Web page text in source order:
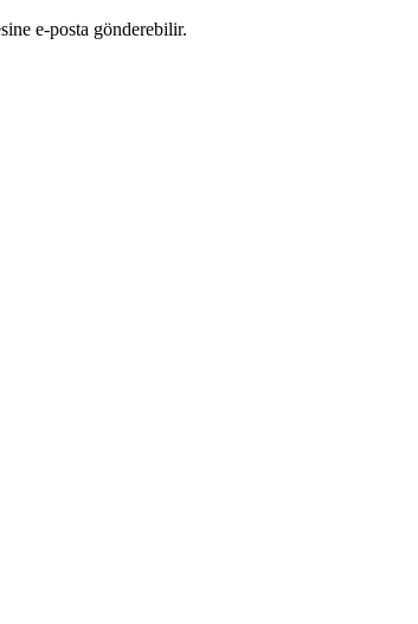
e-posta gönderebilir.